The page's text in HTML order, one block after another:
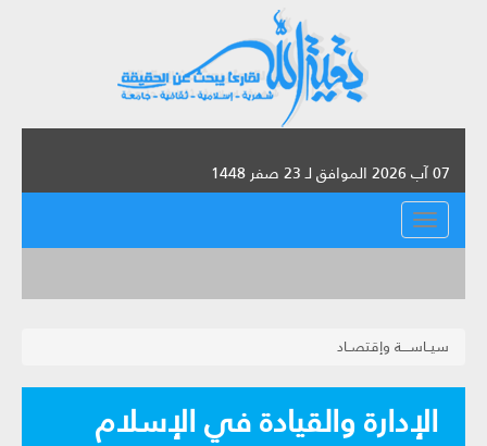
07 آب 2026 الموافق لـ 23 صفر 1448
القائمة
سيــاســــة وإقتصــاد
الإدارة والقيادة في الإسلام‏